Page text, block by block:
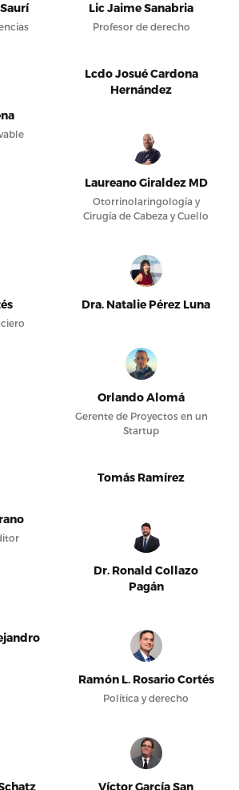
Lic Jaime Sanabria
Profesor de derecho
Lcdo Josué Cardona
Hernández
Laureano Giraldez MD
Otorrinolaringología y
Cirugía de Cabeza y Cuello
Dra. Natalie Pérez Luna
Orlando Alomá
Gerente de Proyectos en un
Startup
Tomás Ramírez
Dr. Ronald Collazo
Pagán
Ramón L. Rosario Cortés
Política y derecho
Víctor García San